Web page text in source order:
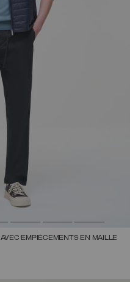
EMPIÈCEMENTS EN MAILLE